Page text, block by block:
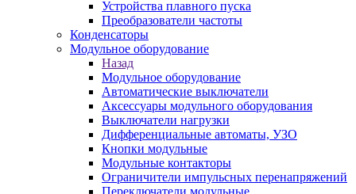
Устройства плавного пуска
Преобразователи частоты
Конденсаторы
Модульное оборудование
Назад
Модульное оборудование
Автоматические выключатели
Аксессуары модульного оборудования
Выключатели нагрузки
Дифференциальные автоматы, УЗО
Кнопки модульные
Модульные контакторы
Ограничители импульсных перенапряжений
Переключатели модульные